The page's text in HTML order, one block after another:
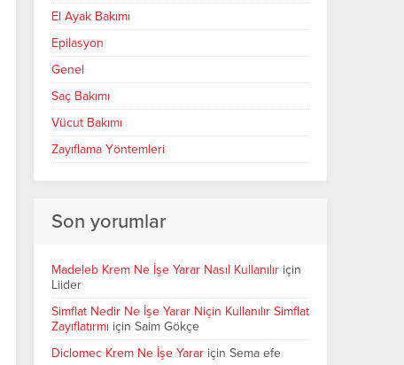
El Ayak Bakımı
Epilasyon
Genel
Saç Bakımı
Vücut Bakımı
Zayıflama Yöntemleri
Son yorumlar
Madeleb Krem Ne İşe Yarar Nasıl Kullanılır için
Liider
Simflat Nedir Ne İşe Yarar Niçin Kullanılır Simflat
Zayıflatırmı için Saim Gökçe
Diclomec Krem Ne İşe Yarar için Sema efe